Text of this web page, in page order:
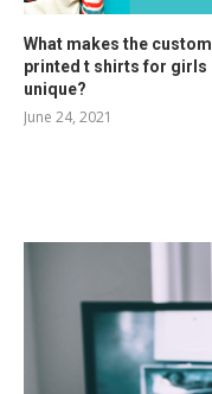
What makes the custom
printed t shirts for girls
unique?
June 24, 2021